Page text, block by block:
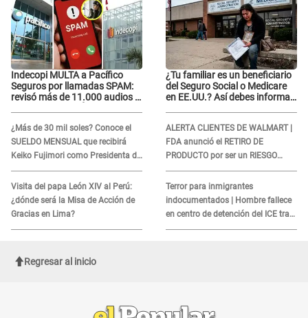
Indecopi MULTA a Pacífico
Seguros por llamadas SPAM:
revisó más de 11.000 audios y
¿Más de 30 mil soles? Conoce el
SUELDO MENSUAL que recibirá
Keiko Fujimori como Presidenta de
la República
Visita del papa León XIV al Perú:
¿dónde será la Misa de Acción de
Gracias en Lima?
¿Tu familiar es un beneficiario
del Seguro Social o Medicare
en EE.UU.? Así debes informar
ALERTA CLIENTES DE WALMART |
FDA anunció el RETIRO DE
PRODUCTO por ser un RIESGO
MORTAL para consumidores: ¿Cuál
es?
Terror para inmigrantes
indocumentados | Hombre fallece
en centro de detención del ICE tras
sufrir una "emergencia médica"
Regresar al inicio